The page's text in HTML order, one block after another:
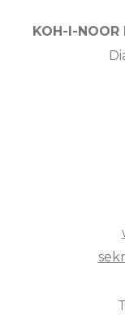
KOH-I-NOOR